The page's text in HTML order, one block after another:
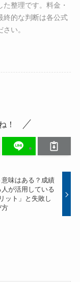
整理です。料金・
終的な判断は各公式
い。
！
味はある？成績
が活用している
ット」と失敗し
方